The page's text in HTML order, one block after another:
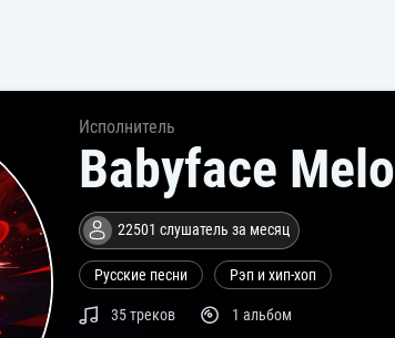
Исполнитель
Babyface Melo
22501 слушатель за месяц
Русские песни Рэп и хип-хоп
35 треков 1 альбом